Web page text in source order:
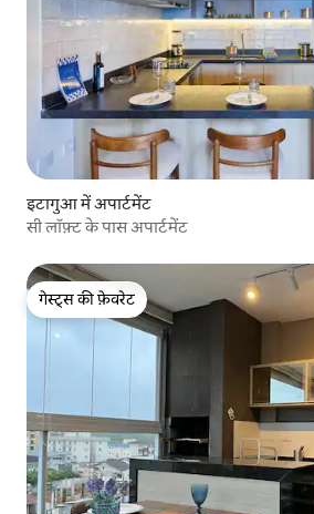
इटागुआ में अपार्टमेंट
सी लॉफ़्ट के पास अपार्टमेंट
गेस्ट्स की फ़ेवरेट
गेस्ट्स की फ़ेवरेट